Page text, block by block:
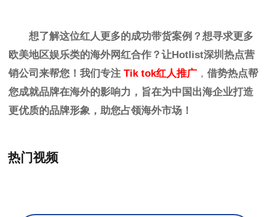
想了解这位红人更多的成功带货案例？想寻求更多
欧美地区娱乐类的海外网红合作？让Hotlist深圳热点营
销公司来帮您！我们专注 Tik tok红人推广 ， 借势热点帮
您成就品牌在海外的影响力，旨在为中国出海企业打造
更优质的品牌形象，助您占领海外市场！
热门视频